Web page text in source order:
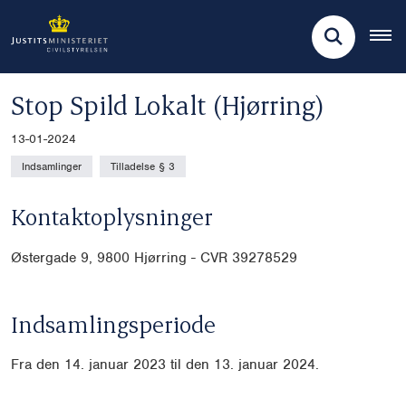
Stop Spild Lokalt (Hjørring)
13-01-2024
Indsamlinger Tilladelse § 3
Kontaktoplysninger
Østergade 9, 9800 Hjørring - CVR 39278529
Indsamlingsperiode
Fra den 14. januar 2023 til den 13. januar 2024.